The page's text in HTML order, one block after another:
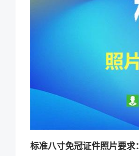
标准八寸免冠证件照片要求：